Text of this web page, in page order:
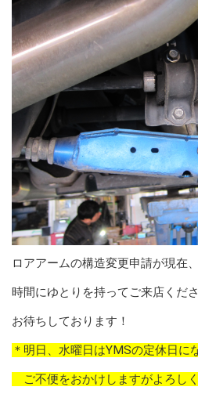
ロアアームの構造変更申請が現在
時間にゆとりを持ってご来店くださ
お待ちしております！
＊明日、水曜日はYMSの定休日に
ご不便をおかけしますがよろしく